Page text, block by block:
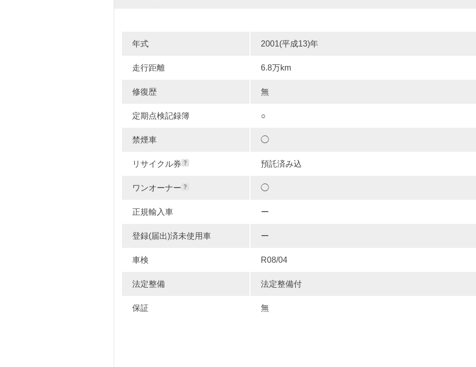
年式 2001(平成13)年
走行距離 6.8万km
修復歴 無
定期点検記録簿 ○
禁煙車 ◯
リサイクル券 預託済み込
ワンオーナー ◯
正規輸入車 ー
登録(届出)済未使用車 ー
車検 R08/04
法定整備 法定整備付
保証 無